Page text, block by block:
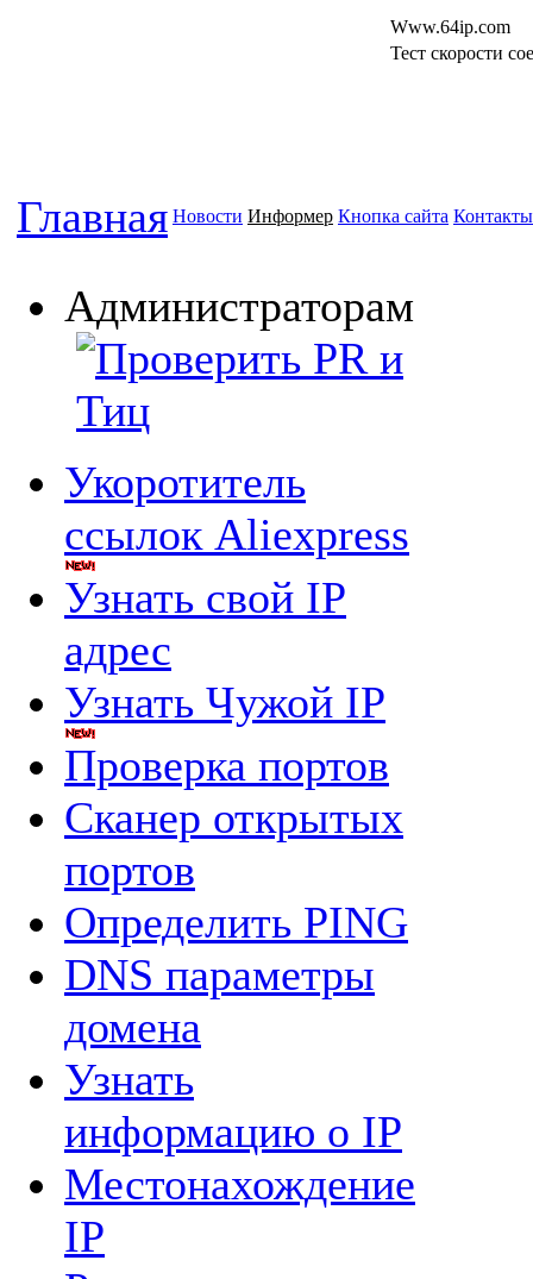
Www.64ip.com
Тест скорости
Главная Новости Информер Кнопка сайта Контакты
Администраторам
Укоротитель
ссылок Aliexpress
Узнать свой IP
адрес
Узнать Чужой IP
Проверка портов
Сканер открытых
портов
Определить PING
DNS параметры
домена
Узнать
информацию о IP
Местонахождение
IP